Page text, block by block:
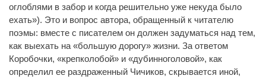
оглоблями в забор и когда решительно уже некуда было
ехать»). Это и вопрос автора, обращенный к читателю
поэмы: вместе с писателем он должен задуматься над тем,
как выехать на «большую дорогу» жизни. За ответом
Коробочки, «крепколобой» и «дубинноголовой», как
определил ее раздраженный Чичиков, скрывается иной,